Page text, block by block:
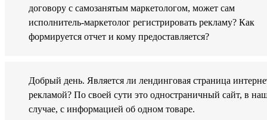
договору с самозанятым маркетологом, может сам
исполнитель-маркетолог регистрировать рекламу? Как
формируется отчет и кому предоставляется?
Добрый день. Является ли лендинговая страница
рекламой? По своей сути это одностраничный сайт, в
случае, с информацией об одном товаре.